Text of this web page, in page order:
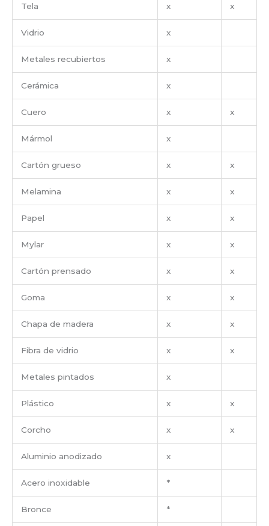
Tela x x
Vidrio x
Metales recubiertos x
Cerámica x
Cuero x x
Mármol x
Cartón grueso x x
Melamina x x
Papel x x
Mylar x x
Cartón prensado x x
Goma x x
Chapa de madera x x
Fibra de vidrio x x
Metales pintados x
Plástico x x
Corcho x x
Aluminio anodizado x
Acero inoxidable *
Bronce *